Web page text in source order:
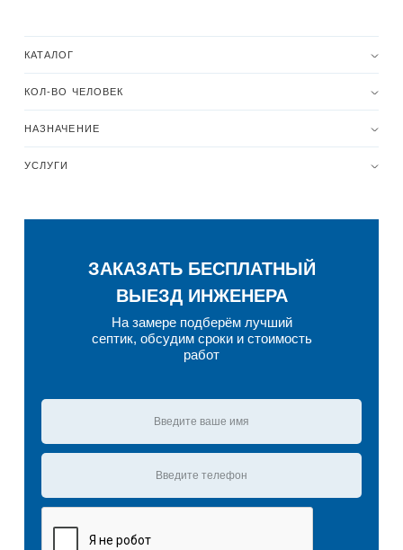
КАТАЛОГ
КОЛ-ВО ЧЕЛОВЕК
НАЗНАЧЕНИЕ
УСЛУГИ
ЗАКАЗАТЬ БЕСПЛАТНЫЙ
ВЫЕЗД ИНЖЕНЕРА
На замере подберём лучший
септик, обсудим сроки и стоимость
работ